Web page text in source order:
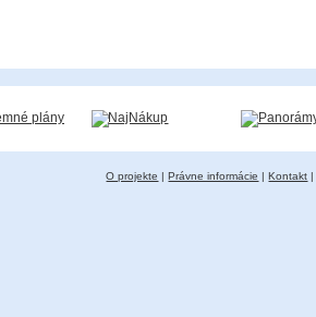
O projekte |Právne informácie |Kontakt